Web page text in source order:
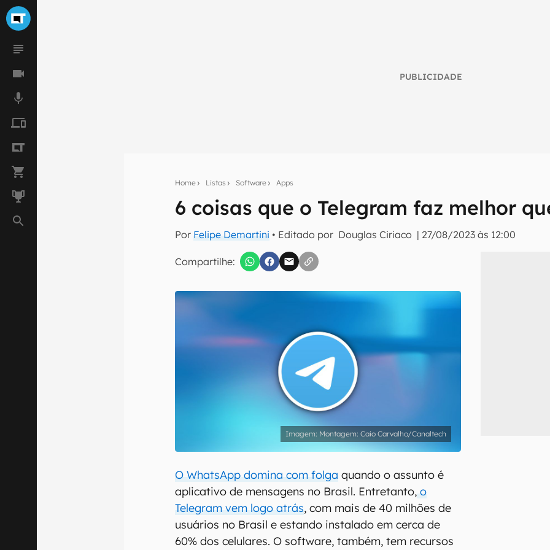
PUBLICIDADE
Home Listas Software Apps
6 coisas que o Telegram faz melhor
Por Felipe Demartini • Editado por Douglas Ciriaco | 27/08/2023 às 12:00
Compartilhe:
Seu resumo inteligente do mundo tech!
Assine a newsletter do Canaltech e receba notícias e reviews sobre tecnologia
Confirmo que li, aceito e concordo com os
Montagem: Caio Carvalho/Canaltech
O WhatsApp domina com folga quando o assunto é
aplicativo de mensagens no Brasil. Entretanto, o
Telegram vem logo atrás, com mais de 40 milhões de
usuários no Brasil e estando instalado em cerca de
60% dos celulares. O software, também, tem recursos